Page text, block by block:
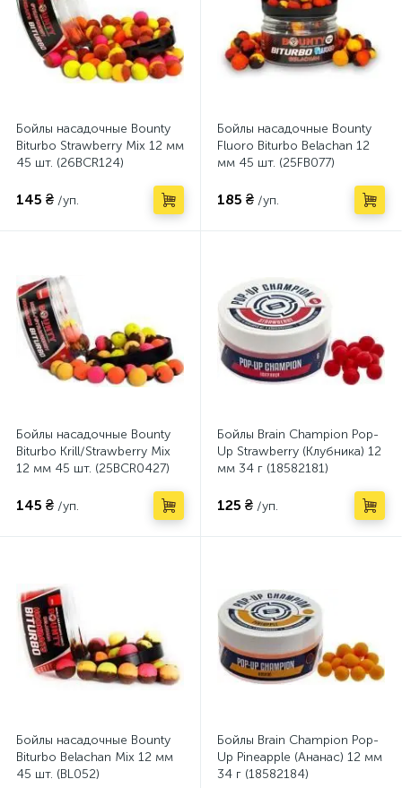
Бойлы насадочные Bounty
Biturbo Strawberry Mix 12 мм
45 шт. (26BCR124)
145 ₴ /уп.
Бойлы насадочные Bounty
Fluoro Biturbo Belachan 12
мм 45 шт. (25FB077)
185 ₴ /уп.
Бойлы насадочные Bounty
Biturbo Krill/Strawberry Mix
12 мм 45 шт. (25BCR0427)
145 ₴ /уп.
Бойлы Brain Champion Pop-
Up Strawberry (Клубника) 12
мм 34 г (18582181)
125 ₴ /уп.
Бойлы насадочные Bounty
Biturbo Belachan Mix 12 мм
45 шт. (BL052)
Бойлы Brain Champion Pop-
Up Pineapple (Ананас) 12 мм
34 г (18582184)